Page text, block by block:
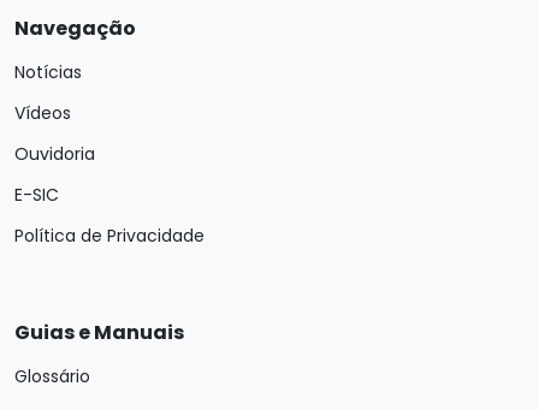
Navegação
Notícias
Vídeos
Ouvidoria
E-SIC
Política de Privacidade
Guias e Manuais
Glossário